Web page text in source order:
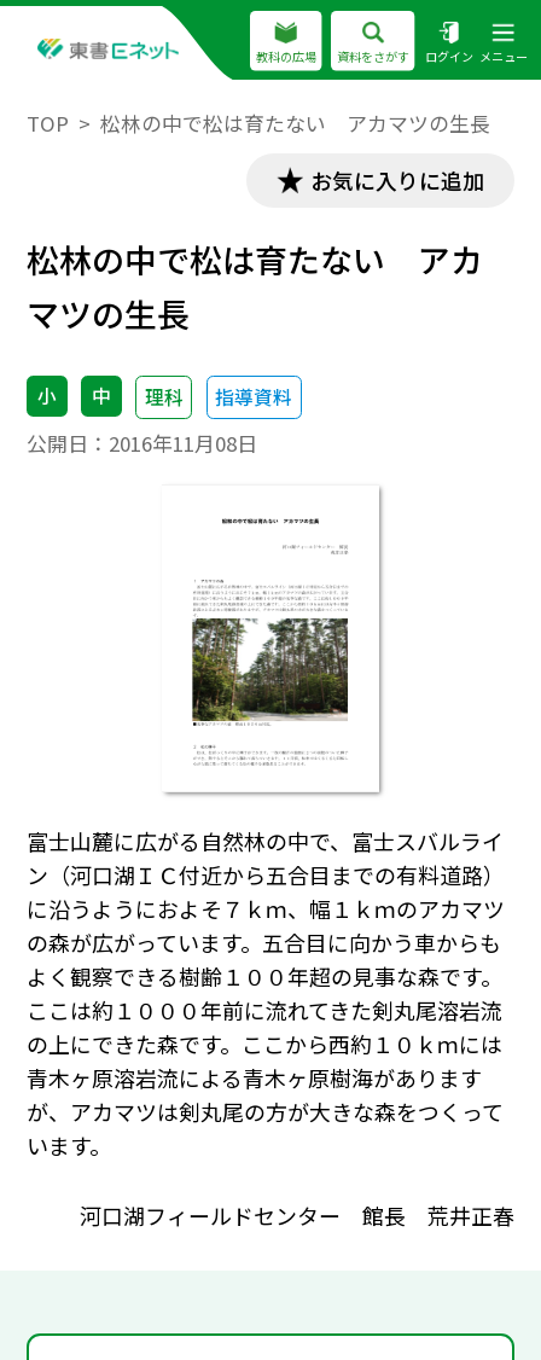
教科の広場 資料をさがす ログイン メニュー
TOP 松林の中で松は育たない アカマツの生長
お気に入りに追加
松林の中で松は育たない アカ
マツの生長
小 中 理科 指導資料
公開日： 2016年11月08日
富士山麓に広がる自然林の中で、富士スバルライ
ン（河口湖ＩＣ付近から五合目までの有料道路）
に沿うようにおよそ７ｋｍ、幅１ｋｍのアカマツ
の森が広がっています。五合目に向かう車からも
よく観察できる樹齢１００年超の見事な森です。
ここは約１０００年前に流れてきた剣丸尾溶岩流
の上にできた森です。ここから西約１０ｋｍには
青木ヶ原溶岩流による青木ヶ原樹海があります
が、アカマツは剣丸尾の方が大きな森をつくって
います。
河口湖フィールドセンター 館長 荒井正春